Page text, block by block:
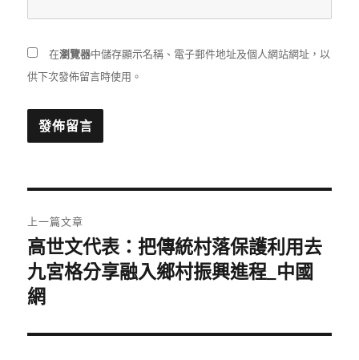
在瀏覽器中儲存顯示名稱、電子郵件地址及個人網站網址，以
供下次發佈留言時使用。
章
導
覽
上一篇文章
上
一
篇
章:
高世文代表：把傳統村落保護利用去
九宮格分享融入鄉村振興進程_中國
網